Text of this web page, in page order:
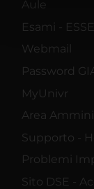
con altre
raccolto dal
Aule
Esami -
Webmail
Password
MyUnivr
Area
Supporto -
Problemi
Sito DSE -